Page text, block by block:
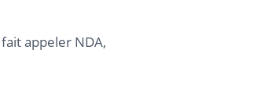
appeler NDA,